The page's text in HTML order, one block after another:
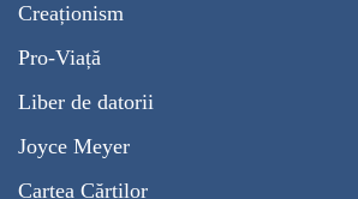
Creaționism
Pro-Viață
Liber de datorii
Joyce Meyer
Cartea Cărților